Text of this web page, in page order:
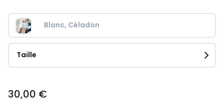
Blanc, Céladon
Taille
€.
30,00 €